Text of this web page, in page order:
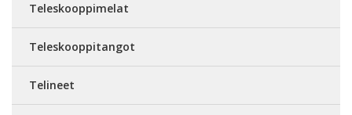
Teleskooppimelat
Teleskooppitangot
Telineet